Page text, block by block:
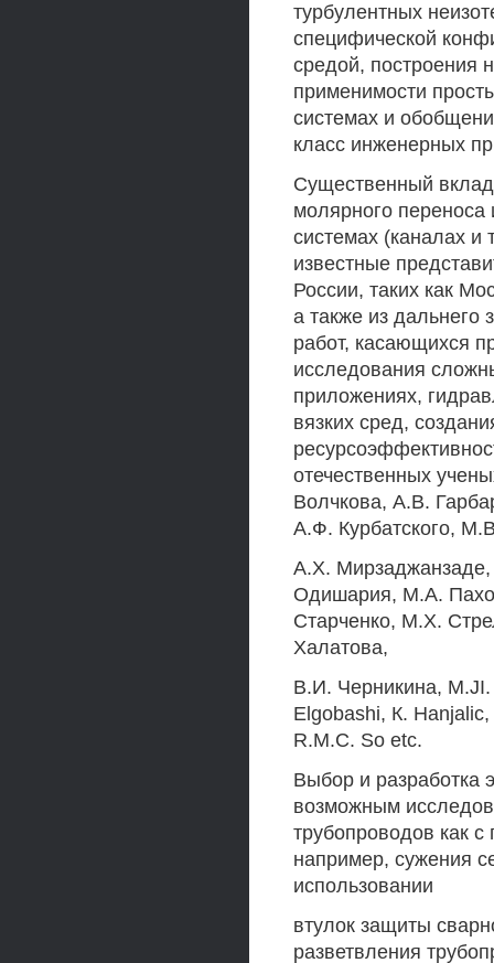
турбулентных
специфической
средой, построения
применимости
системах и
класс инженерных
Существенный
молярного переноса
системах (каналах и
известные
России, таких как
а также из
работ, касающихся
исследования
приложениях,
вязких сред,
отечественных
Волчкова, A.B.
А.Ф. Курбатского,
A.Х.
Одишария, М.А.
Старченко, М.Х.
Халатова,
B.И. Черникина,
Elgobashi, К.
R.M.C. So etc.
Выбор и разработка
возможным
трубопроводов как
например, сужения
использовании
втулок защиты
разветвления